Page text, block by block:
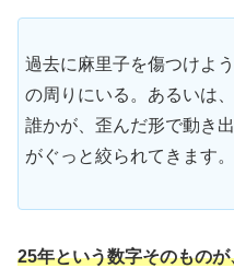
過去に麻里子を傷つけよ
の周りにいる。あるいは
誰かが、歪んだ形で動き
がぐっと絞られてきます。
25年という数字そのもの